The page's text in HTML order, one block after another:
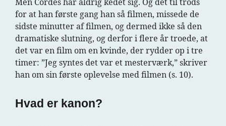
for at han første gang han så filmen, missede de
sidste minutter af filmen, og dermed ikke så den
dramatiske slutning, og derfor i flere år troede, at
det var en film om en kvinde, der rydder op i tre
timer: ”Jeg syntes det var et mesterværk,” skriver
han om sin første oplevelse med filmen (s. 10).
Hvad er kanon?